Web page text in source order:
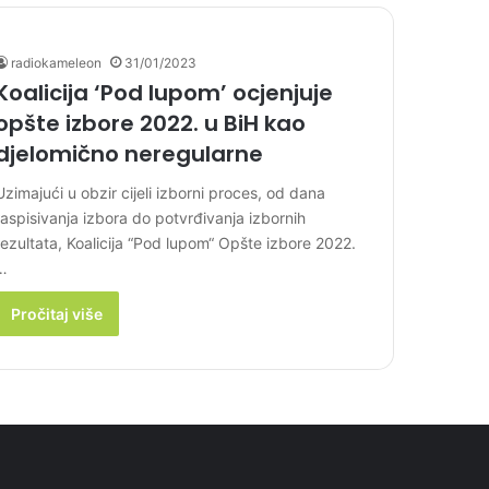
radiokameleon 31/01/2023
‘Pod lupom’ ocjenjuje
izbore 2022. u BiH kao
neregularne
u obzir cijeli izborni proces, od dana
izbora do potvrđivanja izbornih
Koalicija “Pod lupom“ Opšte izbore 2022.
Pročitaj više